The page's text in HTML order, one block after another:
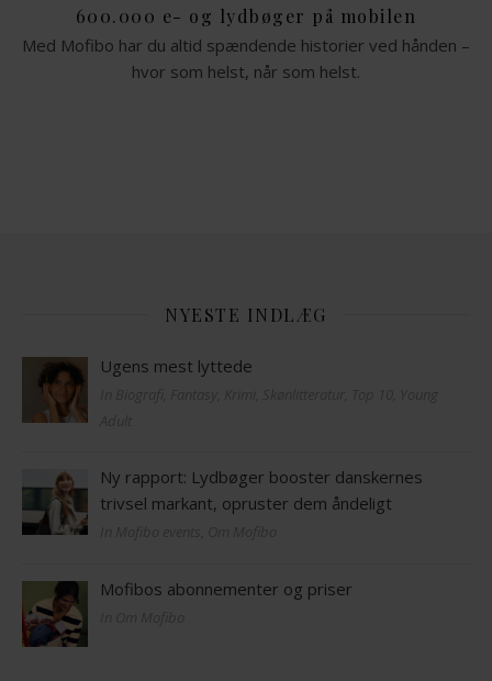
600.000 e- og lydbøger på mobilen
Med Mofibo har du altid spændende historier ved hånden –
hvor som helst, når som helst.
NYESTE INDLÆG
Ugens mest lyttede
Ny rapport: Lydbøger booster danskernes
trivsel markant, opruster dem åndeligt
Mofibos abonnementer og priser